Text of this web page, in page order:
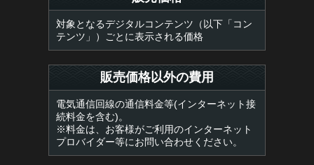
対象となるデジタルコンテンツ（以下「コン
テンツ」）ごとに表示される価格
販売価格以外の費用
電気通信回線の通信料金等(インターネット接
続料金を含む)。
※料金は、お客様がご利用のインターネット
プロバイダー等にお問い合わせください。